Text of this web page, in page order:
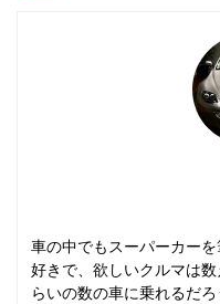
車の中でもスーパーカー
好きで、欲しいクルマは
らいの数の車に乗れるだ